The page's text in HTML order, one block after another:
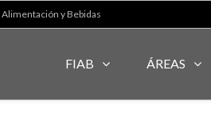
y Bebidas
FIAB ÁREAS